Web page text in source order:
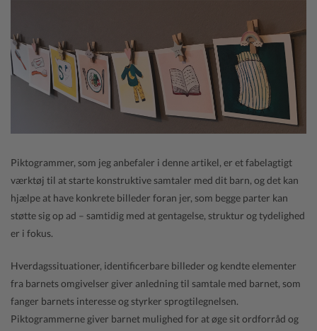
Piktogrammer, som jeg anbefaler i denne artikel, er et fabelagtigt
værktøj til at starte konstruktive samtaler med dit barn, og det kan
hjælpe at have konkrete billeder foran jer, som begge parter kan
støtte sig op ad – samtidig med at gentagelse, struktur og tydelighed
er i fokus.
Hverdagssituationer, identificerbare billeder og kendte elementer
fra barnets omgivelser giver anledning til samtale med barnet, som
fanger barnets interesse og styrker sprogtilegnelsen.
Piktogrammerne giver barnet mulighed for at øge sit ordforråd og